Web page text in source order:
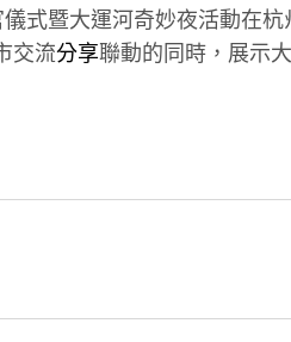
式暨大運河奇妙夜活動在
交流分享聯動的同時，展示